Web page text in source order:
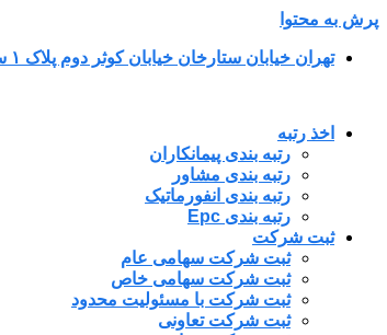
پرش به محتوا
تهران خیابان ستارخان خیابان کوثر دوم پلاک ۱ ساختمان دلگشا طبقه پنجم واحد ۳۴
اخذ رتبه
رتبه بندی پیمانکاران
رتبه بندی مشاور
رتبه بندی انفورماتیک
رتبه بندی Epc
ثبت شرکت
ثبت شرکت سهامی عام
ثبت شرکت سهامی خاص
ثبت شرکت با مسئولیت محدود
ثبت شرکت تعاونی